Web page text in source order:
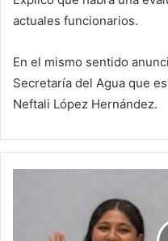
actuales funcionarios.
En el mismo sentido
Secretaría del Agua que
Neftali López Hernández.